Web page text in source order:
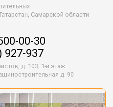
Самарской области
00-30
927-937
д. 103, 1-й этаж
д. 90